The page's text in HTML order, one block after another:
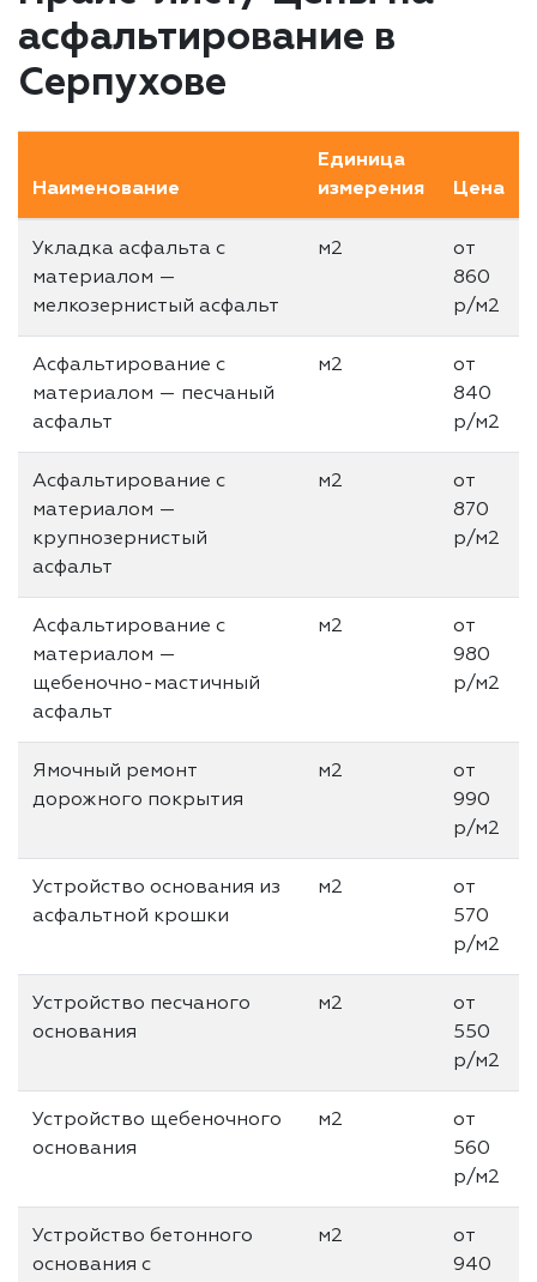
асфальтирование в
Серпухове
Наименование
Единица
измерения
Цена
Укладка асфальта с
материалом —
мелкозернистый асфальт
м2
от
860
р/м2
Асфальтирование с
материалом — песчаный
асфальт
м2
от
840
р/м2
Асфальтирование с
материалом —
крупнозернистый
асфальт
м2
от
870
р/м2
Асфальтирование с
материалом —
щебеночно-мастичный
асфальт
м2
от
980
р/м2
Ямочный ремонт
дорожного покрытия
м2
от
990
р/м2
Устройство основания из
асфальтной крошки
м2
от
570
р/м2
Устройство песчаного
основания
м2
от
550
р/м2
Устройство щебеночного
основания
м2
от
560
р/м2
Устройство бетонного
основания с
м2
от
940